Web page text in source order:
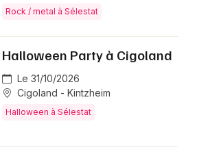
Rock / metal à Sélestat
Halloween Party à Cigoland
Le 31/10/2026
Cigoland - Kintzheim
Halloween à Sélestat